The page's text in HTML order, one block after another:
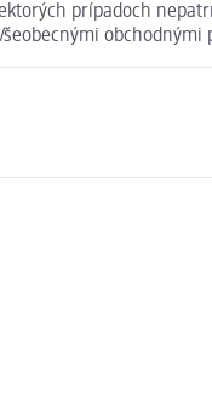
prípadoch
obchodnými